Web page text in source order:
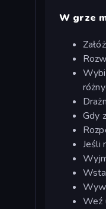
W grze
Gdy
Jeśli
Weź